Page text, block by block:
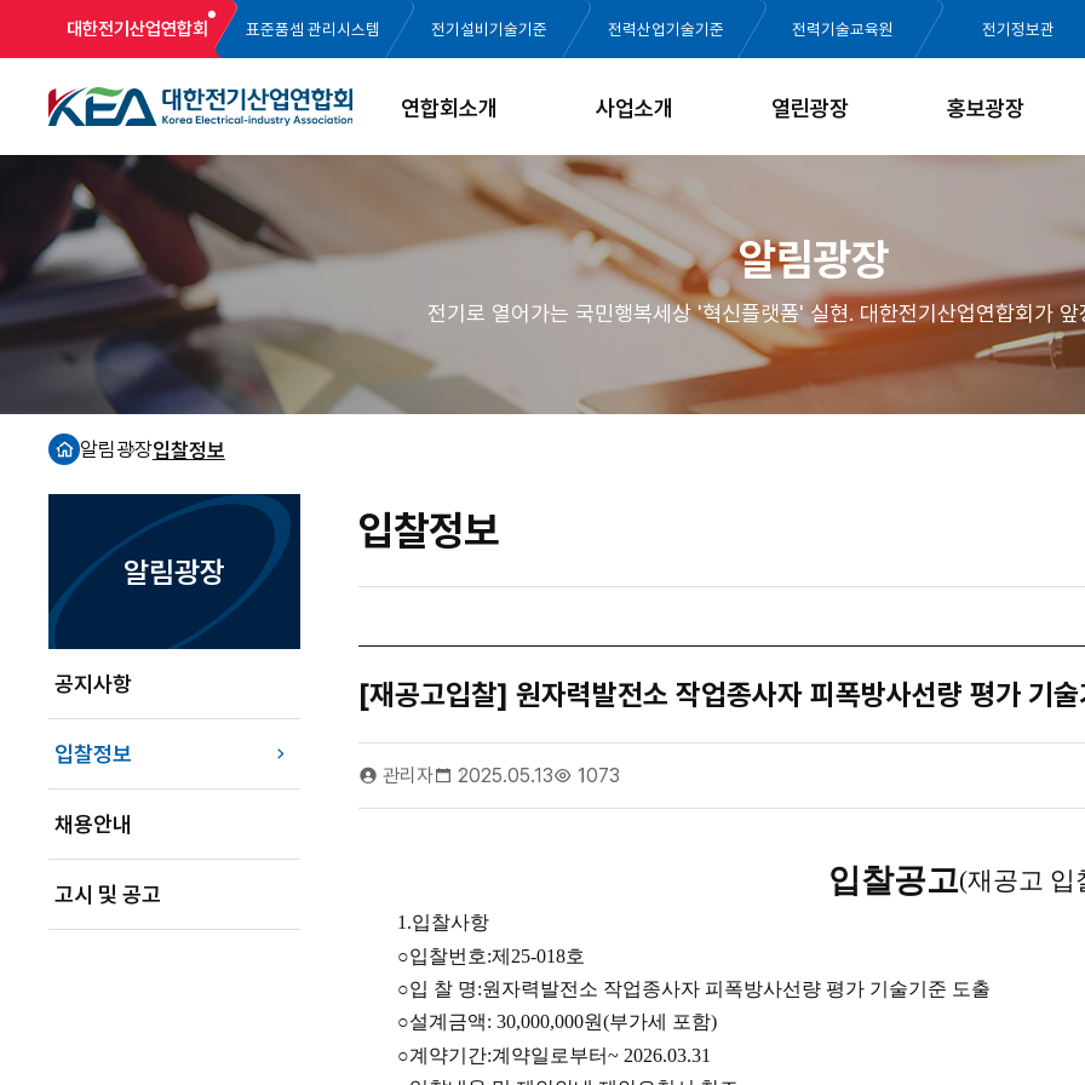
대한전기산업연합회 표준품셈 관리시스템 전기설비기술기준 전력산업기술기준 전력기술교육원 전기정보관
연합회소개 사업소개 열린광장 홍보광장
알림광장
전기로 열어가는 국민행복세상 '혁신플랫폼' 실현. 대한전기산업연합회가 앞
홈
알림광장입찰정보
알림광장
공지사항
입찰정보
채용안내
고시 및 공고
입찰정보
[재공고입찰] 원자력발전소 작업종사자 피폭방사선량 평가 기
관리자 2025.05.13 1073
입찰공고(재공고 입
1.입찰사항
○입찰번호:제 25-018호
○입 찰 명:원자력발전소 작업종사자 피폭방사선량 평가 기술기준 도출
○설계금액: 30,000,000원(부가세 포함)
○계약기간:계약일로부터~ 2026.03.31